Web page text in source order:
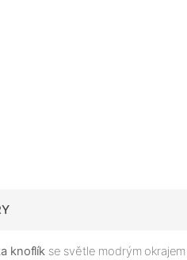
knoflík se světle modrým